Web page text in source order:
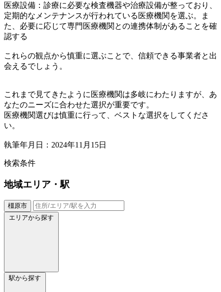
医療設備：診療に必要な検査機器や治療設備が整っており、
定期的なメンテナンスが行われている医療機関を選ぶ。ま
た、必要に応じて専門医療機関との連携体制があることを確
認する
これらの観点から慎重に選ぶことで、信頼できる事業者と出
会えるでしょう。
これまで見てきたように医療機関は多岐にわたりますが、あ
なたのニーズに合わせた選択が重要です。
医療機関選びは慎重に行って、ベストな選択をしてくださ
い。
執筆年月日：2024年11月15日
検索条件
地域エリア・駅
橿原市
エリアから探す
駅から探す